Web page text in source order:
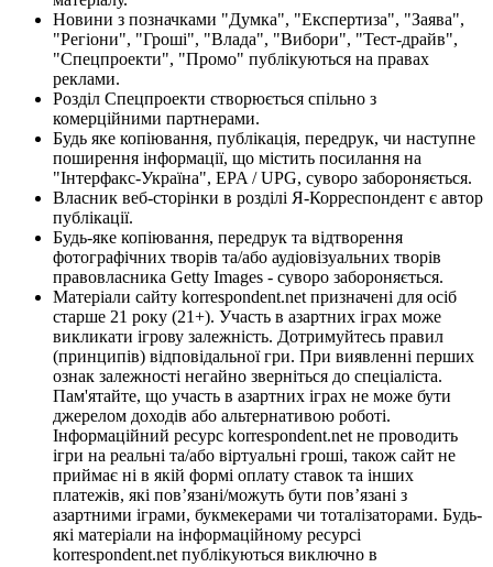
Новини з позначками "Думка", "Експертиза", "Заява",
"Регіони", "Гроші", "Влада", "Вибори", "Тест-драйв",
"Спецпроекти", "Промо" публікуються на правах
реклами.
Розділ Спецпроекти створюється спільно з
комерційними партнерами.
Будь яке копіювання, публікація, передрук, чи наступне
поширення інформації, що містить посилання на
"Інтерфакс-Україна", EPA / UPG, суворо забороняється.
Власник веб-сторінки в розділі Я-Корреспондент є автор
публікації.
Будь-яке копіювання, передрук та відтворення
фотографічних творів та/або аудіовізуальних творів
правовласника Getty Images - суворо забороняється.
Матеріали сайту korrespondent.net призначені для осіб
старше 21 року (21+). Участь в азартних іграх може
викликати ігрову залежність. Дотримуйтесь правил
(принципів) відповідальної гри. При виявленні перших
ознак залежності негайно зверніться до спеціаліста.
Пам'ятайте, що участь в азартних іграх не може бути
джерелом доходів або альтернативою роботі.
Інформаційний ресурс korrespondent.net не проводить
ігри на реальні та/або віртуальні гроші, також сайт не
приймає ні в якій формі оплату ставок та інших
платежів, які пов’язані/можуть бути пов’язані з
азартними іграми, букмекерами чи тоталізаторами. Будь-
які матеріали на інформаційному ресурсі
korrespondent.net публікуються виключно в